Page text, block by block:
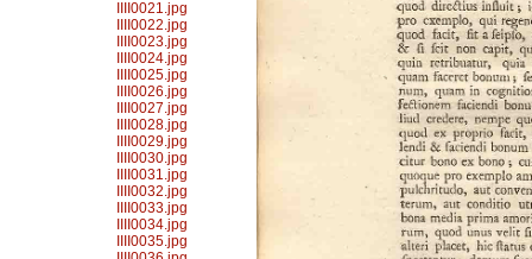
IIII0021.jpg
IIII0022.jpg
IIII0023.jpg
IIII0024.jpg
IIII0025.jpg
IIII0026.jpg
IIII0027.jpg
IIII0028.jpg
IIII0029.jpg
IIII0030.jpg
IIII0031.jpg
IIII0032.jpg
IIII0033.jpg
IIII0034.jpg
IIII0035.jpg